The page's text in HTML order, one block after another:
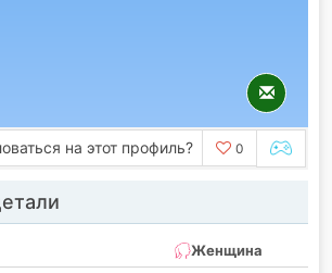
на этот профиль? 0
Женщина